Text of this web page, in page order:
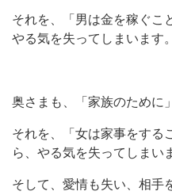
それを、「男は金を稼ぐこ
やる気を失ってしまいます。
奥さまも、「家族のために
それを、「女は家事をする
ら、やる気を失ってしまい
そして、愛情も失い、相手